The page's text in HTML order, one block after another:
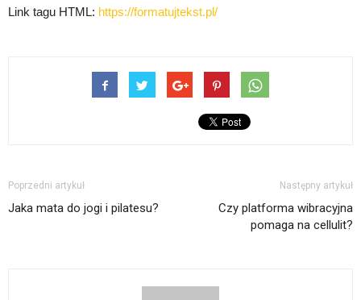
Link tagu HTML: https://formatujtekst.pl/
Poprzedni artykuł
Jaka mata do jogi i pilatesu?
Następny artykuł
Czy platforma wibracyjna
pomaga na cellulit?